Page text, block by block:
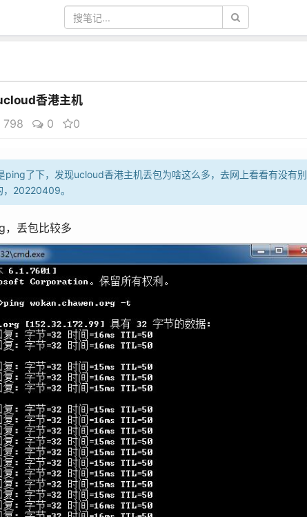
香港主机
798 0 0
ping了下，发现ucloud香港主机丢包为啥这么多，去网上看看有没有别
20220409。
丢包比较多